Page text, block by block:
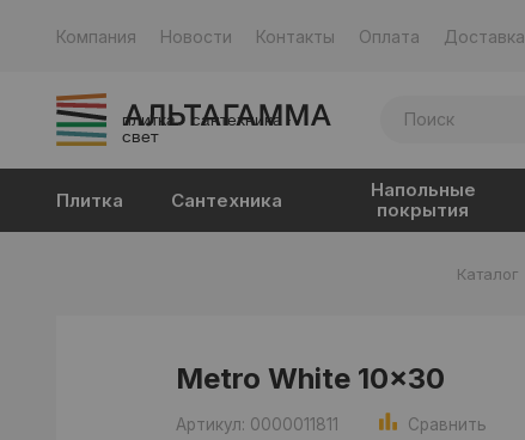
Компания Новости Контакты Оплата Доставка
плитка · сантехника ·
свет
Плитка Сантехника
Напольные
покрытия
Каталог
Metro White 10x30
Артикул: 0000011811 Сравнить